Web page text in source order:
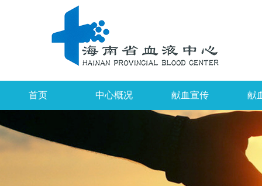
首页 中心概况 献血宣传 献